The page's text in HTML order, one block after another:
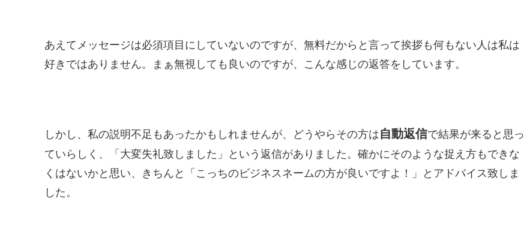
あえてメッセージは必須項目にしていないのですが、無料だからと言って挨拶も何もない人は私は
好きではありません。まぁ無視しても良いのですが、こんな感じの返答をしています。
しかし、私の説明不足もあったかもしれませんが、どうやらその方は自動返信で結果が来ると思っ
ていらしく、「大変失礼致しました」という返信がありました。確かにそのような捉え方もできな
くはないかと思い、きちんと「こっちのビジネスネームの方が良いですよ！」とアドバイス致しま
した。